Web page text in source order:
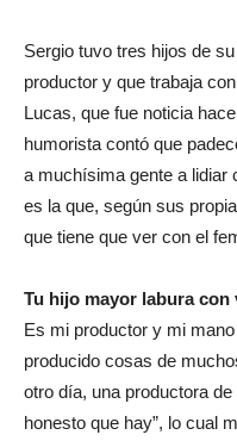
Sergio tuvo tres hijos de
productor y que trabaja
Lucas, que fue noticia
humorista contó que
a muchísima gente a lidiar
es la que, según sus
que tiene que ver con el
Tu hijo mayor labura con
Es mi productor y mi
producido cosas de
otro día, una productora
honesto que hay”, lo cual